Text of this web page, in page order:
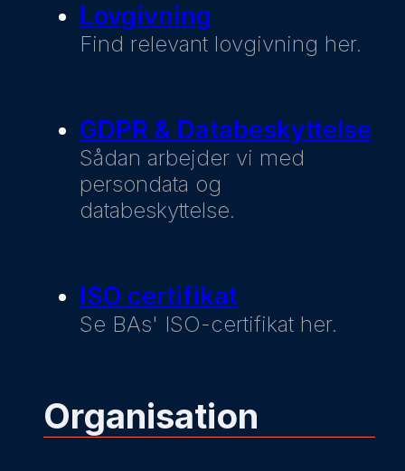
Lovgivning
Find relevant lovgivning her.
GDPR & Databeskyttelse
Sådan arbejder vi med
persondata og
databeskyttelse.
ISO certifikat
Se BAs' ISO-certifikat her.
Organisation